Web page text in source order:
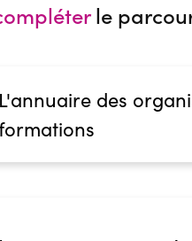
le
L'annuaire des